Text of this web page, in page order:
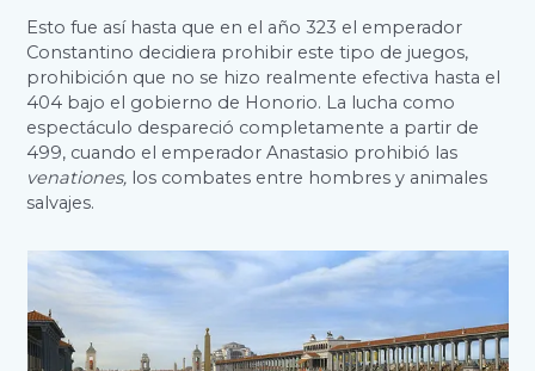
Esto fue así hasta que en el año 323 el emperador
Constantino decidiera prohibir este tipo de juegos,
prohibición que no se hizo realmente efectiva hasta el
404 bajo el gobierno de Honorio. La lucha como
espectáculo despareció completamente a partir de
499, cuando el emperador Anastasio prohibió las
venationes, los combates entre hombres y animales
salvajes.